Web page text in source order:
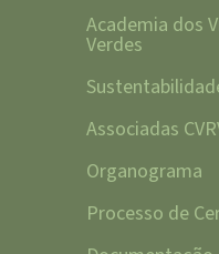
Academia dos
Verdes
Associadas
Organograma
Processo de